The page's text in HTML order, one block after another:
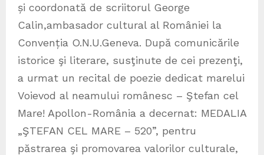
și coordonată de scriitorul George
Calin,ambasador cultural al României la
Convenția O.N.U.Geneva. După comunicările
istorice şi literare, susţinute de cei prezenţi,
a urmat un recital de poezie dedicat marelui
Voievod al neamului românesc – Ştefan cel
Mare! Apollon-România a decernat: MEDALIA
„ŞTEFAN CEL MARE – 520”, pentru
păstrarea şi promovarea valorilor culturale,